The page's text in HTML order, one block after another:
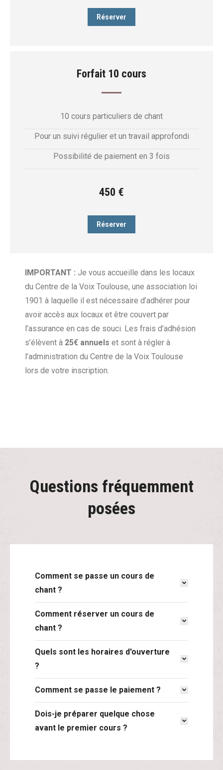
Réserver
Forfait 10 cours
10 cours particuliers de chant
Pour un suivi régulier et un travail approfondi
Possibilité de paiement en 3 fois
450 €
Réserver
IMPORTANT : Je vous accueille dans les locaux
du Centre de la Voix Toulouse, une association loi
1901 à laquelle il est nécessaire d’adhérer pour
avoir accès aux locaux et être couvert par
l’assurance en cas de souci. Les frais d’adhésion
s’élèvent à 25€ annuels et sont à régler à
l’administration du Centre de la Voix Toulouse
lors de votre inscription.
Questions fréquemment
posées
Comment se passe un cours de
chant ?
Comment réserver un cours de
chant ?
Quels sont les horaires d'ouverture
?
Comment se passe le paiement ?
Dois-je préparer quelque chose
avant le premier cours ?